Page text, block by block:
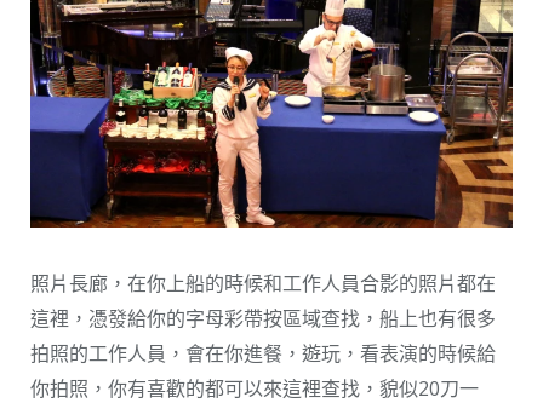
照片長廊，在你上船的時候和工作人員合影的照片都在
這裡，憑發給你的字母彩帶按區域查找，船上也有很多
拍照的工作人員，會在你進餐，遊玩，看表演的時候給
你拍照，你有喜歡的都可以來這裡查找，貌似20刀一